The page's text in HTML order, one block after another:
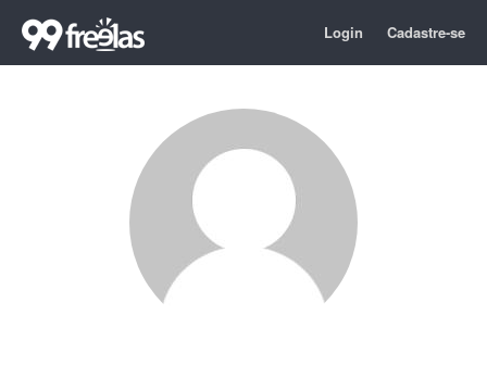
Login Cadastre-se